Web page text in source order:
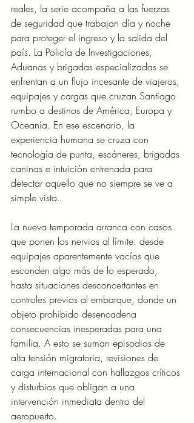
reales, la serie acompaña a las fuerzas
de seguridad que trabajan día y noche
para proteger el ingreso y la salida del
país. La Policía de Investigaciones,
Aduanas y brigadas especializadas se
enfrentan a un flujo incesante de viajeros,
equipajes y cargas que cruzan Santiago
rumbo a destinos de América, Europa y
Oceanía. En ese escenario, la
experiencia humana se cruza con
tecnología de punta, escáneres, brigadas
caninas e intuición entrenada para
detectar aquello que no siempre se ve a
simple vista.
La nueva temporada arranca con casos
que ponen los nervios al límite: desde
equipajes aparentemente vacíos que
esconden algo más de lo esperado,
hasta situaciones desconcertantes en
controles previos al embarque, donde un
objeto prohibido desencadena
consecuencias inesperadas para una
familia. A esto se suman episodios de
alta tensión migratoria, revisiones de
carga internacional con hallazgos críticos
y disturbios que obligan a una
intervención inmediata dentro del
aeropuerto.